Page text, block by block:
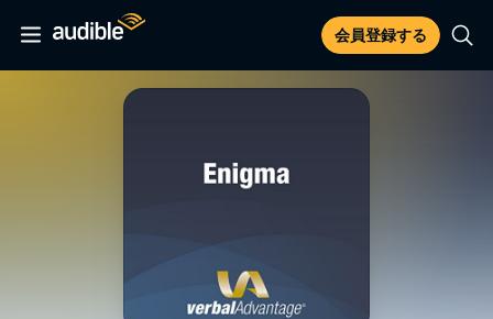
会員登録する